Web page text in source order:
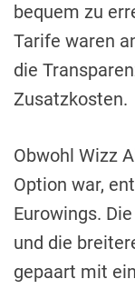
bequem zu
Tarife waren
die
Zusatzkosten.
Obwohl Wizz
Option war,
Eurowings.
und die
gepaart mit